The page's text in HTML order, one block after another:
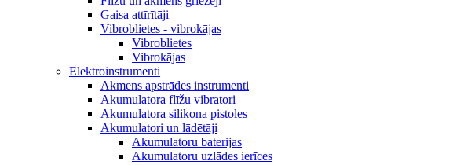
Gaisa attīrītāji
Vibroblietes - vibrokājas
Vibroblietes
Vibrokājas
Elektroinstrumenti
Akmens apstrādes instrumenti
Akumulatora flīžu vibratori
Akumulatora silikona pistoles
Akumulatori un lādētāji
Akumulatoru baterijas
Akumulatoru uzlādes ierīces